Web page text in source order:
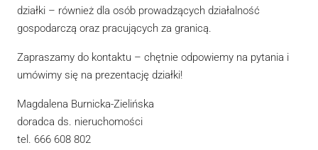
działki – również dla osób prowadzących działalność
gospodarczą oraz pracujących za granicą.
Zapraszamy do kontaktu – chętnie odpowiemy na pytania i
umówimy się na prezentację działki!
Magdalena Burnicka-Zielińska
doradca ds. nieruchomości
tel. 666 608 802